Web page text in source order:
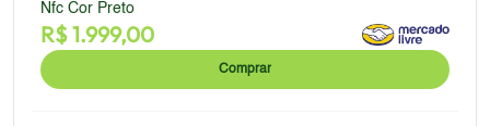
Nfc Cor Preto
R$1.999,00
Comprar